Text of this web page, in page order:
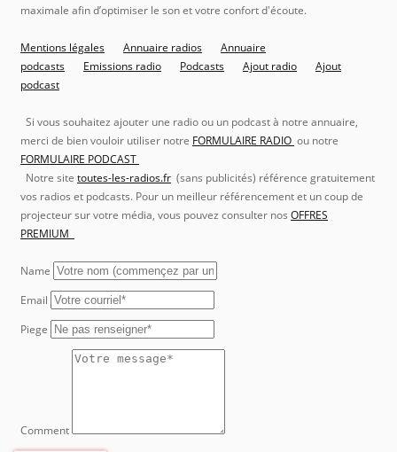
maximale afin d’optimiser le son et votre confort d'écoute.
Mentions légales Annuaire radios
Annuaire
podcasts
Emissions radio Podcasts Ajout radio
Ajout
podcast
Si vous souhaitez ajouter une radio ou un podcast à notre annuaire,
merci de bien vouloir utiliser notre FORMULAIRE RADIO ou notre
FORMULAIRE PODCAST
Notre site toutes-les-radios.fr (sans publicités) référence gratuitement
vos radios et podcasts. Pour un meilleur référencement et un coup de
projecteur sur votre média, vous pouvez consulter nos OFFRES
PREMIUM
Name
Email
Piege
Comment